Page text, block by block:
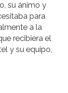
su ánimo y
para
a la
recibiera el
y su equipo,